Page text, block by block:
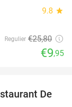
9.8 star
Regulier €25,80
€9,95
30%
De